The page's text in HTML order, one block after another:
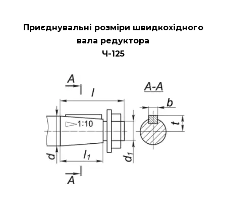
Приєднувальні розміри швидкохідного
вала редуктора
Ч-125